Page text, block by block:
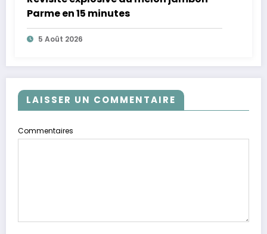
Parme en 15 minutes
5 Août 2026
LAISSER UN COMMENTAIRE
Commentaires